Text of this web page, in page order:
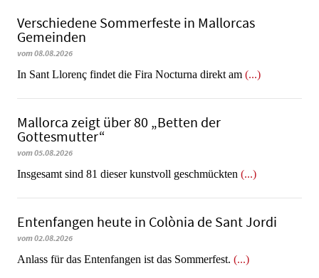
Verschiedene Sommerfeste in Mallorcas
Gemeinden
vom 08.08.2026
In Sant Llorenç findet die Fira Nocturna direkt am (...)
Mallorca zeigt über 80 „Betten der
Gottesmutter“
vom 05.08.2026
Insgesamt sind 81 dieser kunstvoll geschmückten (...)
Entenfangen heute in Colònia de Sant Jordi
vom 02.08.2026
Anlass für das Entenfangen ist das Sommerfest. (...)